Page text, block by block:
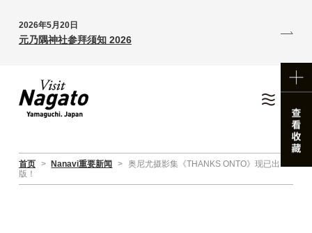
2026年5月20日
元乃隅神社参拜须知 2026
首页 > Nanavi重要新闻 > 奥尼尤摄影集《THANKS ONTO》现已出
版！